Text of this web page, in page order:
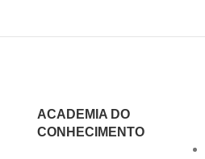
ACADEMIA DO
CONHECIMENTO